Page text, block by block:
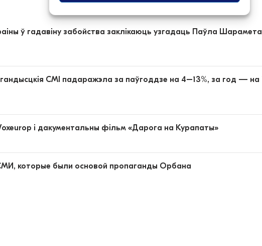
ў гадавіну забойства заклікаюць узгадаць Паўла
СМІ падаражэла за паўгоддзе на 4–13%, за год — на
і дакументальны фільм «Дарога на Курапаты»
которые были основой пропаганды Орбана